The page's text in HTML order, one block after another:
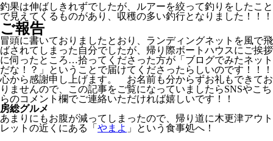
釣果は伸ばしきれずでしたが、ルアーを絞って釣りをしたこと
で見えてくるものがあり、収穫の多い釣行となりました！！！
ご報告
冒頭に書いておりましたとおり、ランディングネットを風で飛
ばされてしまった自分でしたが、帰り際ボートハウスにご挨拶
に伺ったところ…拾ってくださった方が「ブログでみたネット
だな！？」ということで届けてくださったらしいのです！！！
心から感謝申し上げます。 お名前も分からずお礼もできてお
りませんので、この記事をご覧になっていましたらSNSやこち
らのコメント欄でご連絡いただければ嬉しいです！！
房総グルメ
あまりにもお腹が減ってしまったので、帰り道に木更津アウト
レットの近くにある「 やまよ 」という食事処へ！